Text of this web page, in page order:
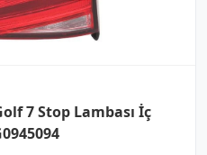
7 Stop Lambası İç